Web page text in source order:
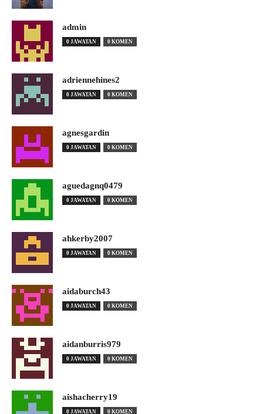
admin
0 JAWATAN 0 KOMEN
adriennehines2
0 JAWATAN 0 KOMEN
agnesgardin
0 JAWATAN 0 KOMEN
aguedagnq0479
0 JAWATAN 0 KOMEN
ahkerby2007
0 JAWATAN 0 KOMEN
aidaburch43
0 JAWATAN 0 KOMEN
aidanburris979
0 JAWATAN 0 KOMEN
aishacherry19
0 JAWATAN 0 KOMEN